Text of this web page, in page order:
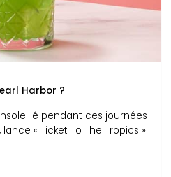
Harbor ?
pendant ces journées
« Ticket To The Tropics »